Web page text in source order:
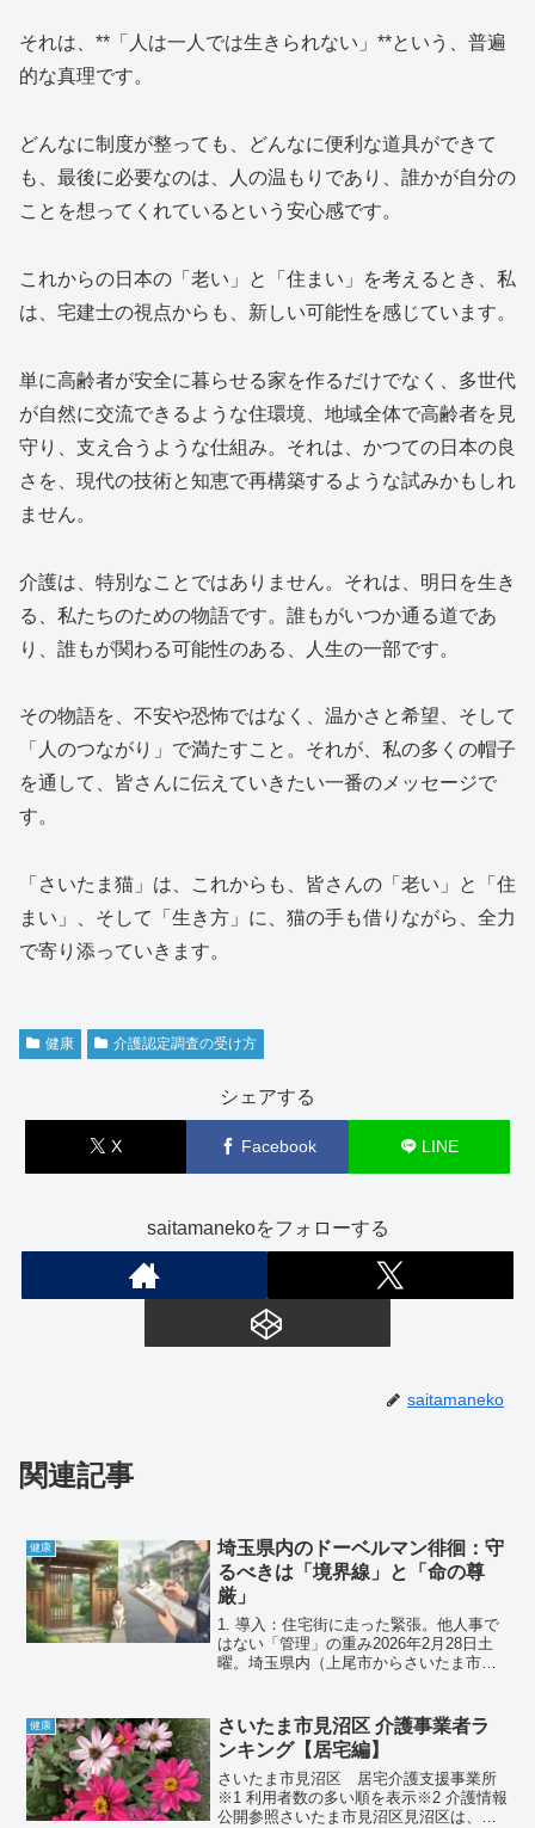
それは、**「人は一人では生きられない」**という、普遍
的な真理です。
どんなに制度が整っても、どんなに便利な道具ができて
も、最後に必要なのは、人の温もりであり、誰かが自分の
ことを想ってくれているという安心感です。
これからの日本の「老い」と「住まい」を考えるとき、私
は、宅建士の視点からも、新しい可能性を感じています。
単に高齢者が安全に暮らせる家を作るだけでなく、多世代
が自然に交流できるような住環境、地域全体で高齢者を見
守り、支え合うような仕組み。それは、かつての日本の良
さを、現代の技術と知恵で再構築するような試みかもしれ
ません。
介護は、特別なことではありません。それは、明日を生き
る、私たちのための物語です。誰もがいつか通る道であ
り、誰もが関わる可能性のある、人生の一部です。
その物語を、不安や恐怖ではなく、温かさと希望、そして
「人のつながり」で満たすこと。それが、私の多くの帽子
を通して、皆さんに伝えていきたい一番のメッセージで
す。
「さいたま猫」は、これからも、皆さんの「老い」と「住
まい」、そして「生き方」に、猫の手も借りながら、全力
で寄り添っていきます。
健康 介護認定調査の受け方
シェアする
X Facebook LINE
saitamanekoをフォローする
saitamaneko
関連記事
健康
埼玉県内のドーベルマン徘徊：守
るべきは「境界線」と「命の尊
厳」
1. 導入：住宅街に走った緊張。他人事で
はない「管理」の重み2026年2月28日土
曜。埼玉県内（上尾市からさいたま市付
「恐ろしい」「外に出られない」 SNSや
地域の掲示...
健康
さいたま市見沼区 介護事業者ラ
ンキング【居宅編】
さいたま市見沼区 居宅介護支援事業所
※1 利用者数の多い順を表示※2 介護情報
公開参照さいたま市見沼区見沼区は、市